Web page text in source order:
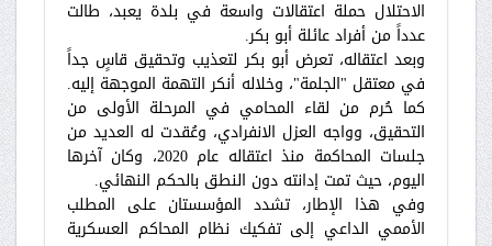
الاحتلال حملة اعتقالات واسعة في بلدة يعبد، طالت
عدداً من أفراد عائلة أبو بكر.
وبعد اعتقاله، تعرض أبو بكر لتعذيب وتحقيق قاسٍ جداً
في معتقل "الجلمة"، وخلاله أنكر التهمة الموجهة إليه.
كما حُرم من لقاء المحامي في المرحلة الأولى من
التحقيق، وواجه العزل الانفرادي، وعُقدت له العديد من
جلسات المحاكمة منذ اعتقاله عام 2020، وكان آخرها
اليوم، حيث تمت إدانته دون النطق بالحكم النهائي.
وفي هذا الإطار، تشدد المؤسستان على المطلب
الأممي الداعي إلى تفكيك نظام المحاكم العسكرية